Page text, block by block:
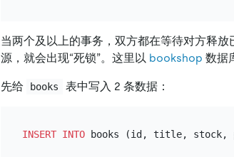
当两个及以上的事务，双方都在等待对方释
源，就会出现“死锁”。这里以 bookshop 数据
先给 books 表中写入 2 条数据：
INSERT INTO books (id, title, stock,